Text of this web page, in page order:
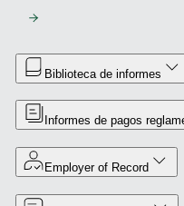
Biblioteca de informes
Informes de pagos
Employer of Record